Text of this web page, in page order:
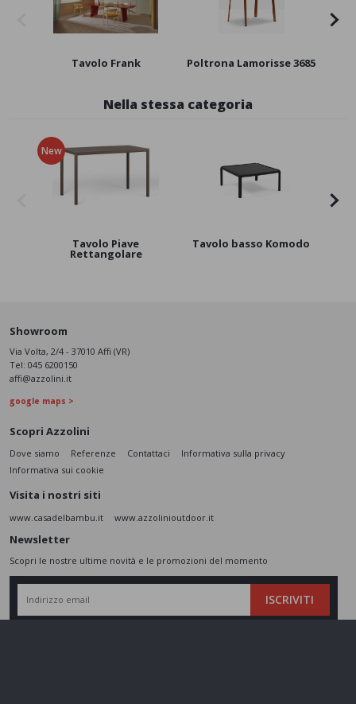
Tavolo Frank Poltrona Lamorisse 3685
Nella stessa categoria
New
Tavolo Piave
Rettangolare
Tavolo basso Komodo
Showroom
Via Volta, 2/4 - 37010 Affi (VR)
Tel: 045 6200150
affi@azzolini.it
google maps >
Scopri Azzolini
Dove siamo Referenze Contattaci
Informativa sulla privacy
Informativa sui cookie
Visita i nostri siti
www.casadelbambu.it www.azzolinioutdoor.it
Newsletter
Scopri le nostre ultime novità e le promozioni del momento
ISCRIVITI